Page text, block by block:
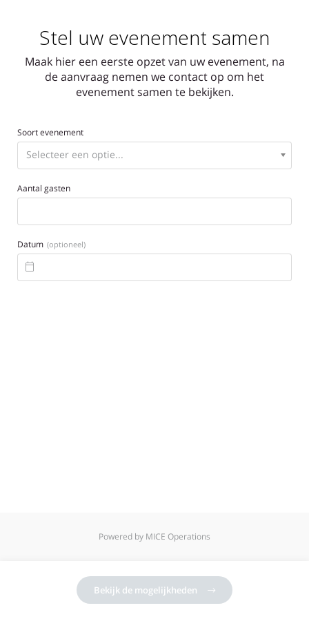
Stel uw evenement samen
Maak hier een eerste opzet van uw evenement, na
de aanvraag nemen we contact op om het
evenement samen te bekijken.
Soort evenement
Aantal gasten
Datum (optioneel)

Powered by MICE Operations
Bekijk de mogelijkheden